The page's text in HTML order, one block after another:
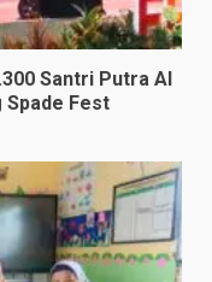
Santri Putra Al
Spade Fest